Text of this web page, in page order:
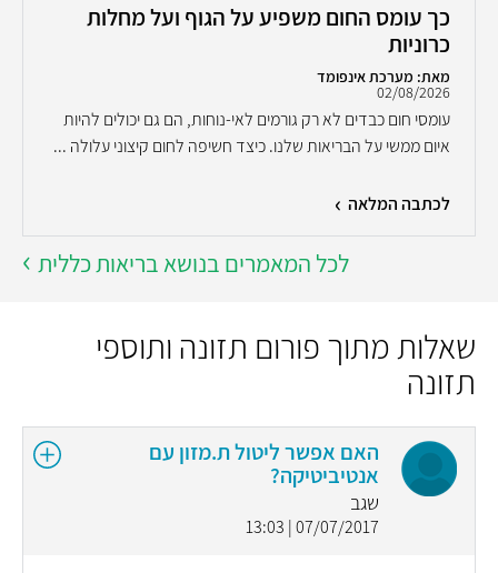
כך עומס החום משפיע על הגוף ועל מחלות
כרוניות
מאת: מערכת אינפומד
02/08/2026
עומסי חום כבדים לא רק גורמים לאי-נוחות, הם גם יכולים להיות
איום ממשי על הבריאות שלנו. כיצד חשיפה לחום קיצוני עלולה ...
לכתבה המלאה
לכל המאמרים בנושא בריאות כללית
שאלות מתוך פורום תזונה ותוספי
תזונה
האם אפשר ליטול ת.מזון עם
אנטיביטיקה?
שגב
07/07/2017 | 13:03